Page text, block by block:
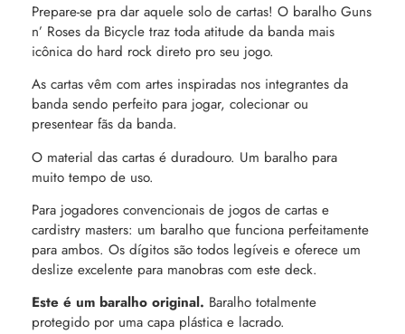
Prepare-se pra dar aquele solo de cartas! O baralho Guns
n’ Roses da Bicycle traz toda atitude da banda mais
icônica do hard rock direto pro seu jogo.
As cartas vêm com artes inspiradas nos integrantes da
banda sendo perfeito para jogar, colecionar ou
presentear fãs da banda.
O material das cartas é duradouro. Um baralho para
muito tempo de uso.
Para jogadores convencionais de jogos de cartas e
cardistry masters: um baralho que funciona perfeitamente
para ambos. Os dígitos são todos legíveis e oferece um
deslize excelente para manobras com este deck.
Este é um baralho original. Baralho totalmente
protegido por uma capa plástica e lacrado.